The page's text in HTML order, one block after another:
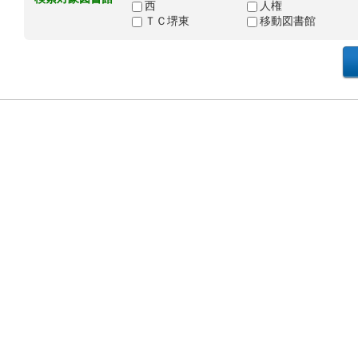
西
人権
ＴＣ堺東
移動図書館